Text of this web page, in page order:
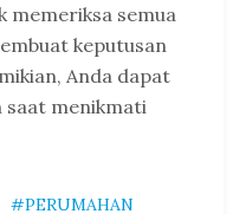
memeriksa semua
keputusan
Anda dapat
saat menikmati
#PERUMAHAN